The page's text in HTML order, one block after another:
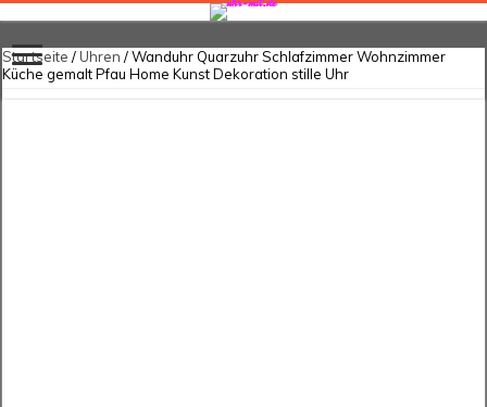
Startseite /Uhren / Wanduhr Quarzuhr Schlafzimmer Wohnzimmer
Küche gemalt Pfau Home Kunst Dekoration stille Uhr